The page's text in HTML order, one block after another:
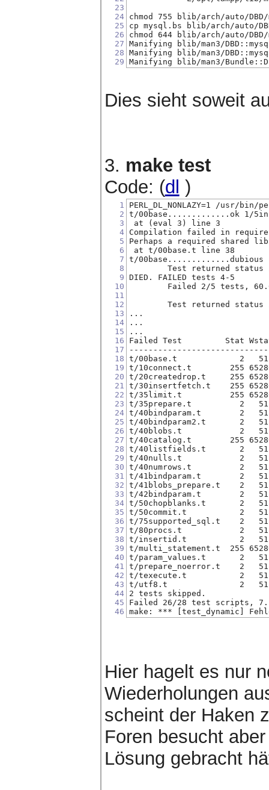
23
24
25
26
27
28
29
chmod 755 blib/arch/auto/
cp mysql.bs blib/arch/auto/
chmod 644 blib/arch/auto/
Manifying blib/man3/
Manifying blib/man3/
Manifying blib/man3/
Dies sieht soweit
3. make test
Code: (dl )
1
2
3
4
5
6
7
8
9
10
11
12
13
14
15
16
17
18
19
20
21
22
23
24
25
26
27
28
29
30
31
32
33
34
35
36
37
38
39
40
41
42
43
44
45
46
PERL_DL_NONLAZY=1 /
t/00base.............ok 1/
at (eval 3) line 3
Compilation failed in
Perhaps a required shared
at t/00base.t line 38
t/
Test returned status
DIED. FAILED tests 4-5
Failed 2/5 tests,
Test returned status
...
...
...
Failed Test         Stat
t/00base.t             2
t/10connect.t        255
t/20createdrop.t     255
t/30insertfetch.t    255
t/35limit.t          255 65280
t/35prepare.t          2
t/40bindparam.t        2
t/40bindparam2.t       2
t/40blobs.t            2   512
t/40catalog.t        255
t/40listfields.t       2   512
t/40nulls.t            2   512
t/40numrows.t          2
t/41bindparam.t        2
t/41blobs_prepare.t    2
t/42bindparam.t        2
t/50chopblanks.t       2
t/50commit.t           2
t/75supported_sql.t    2
t/80procs.t            2
t/insertid.t           2   512
t/multi_statement.t  255
t/param_values.t       2
t/prepare_noerror.t    2
t/texecute.t           2   512
t/utf8.t               2
2 tests skipped.
Failed 26/28 test scripts,
make: *** [test_dynamic]
Hier hagelt es nur
Wiederholungen
scheint der Haken
Foren besucht
Lösung gebracht